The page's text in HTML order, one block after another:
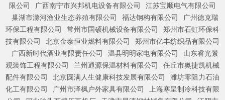
限公司
广西南宁市兴邦机电设备有限公司
江苏宝顺电气有限公司
巢湖市滁河渔业生态养殖有限公司
福达钢构有限公司
广州德克瑞
环保工程有限公司
常州市国硕机械设备有限公司
郑州市石虹环保科
技有限公司
北京金泰恒业燃料有限公司
郑州市亿丰纺织品有限公司
广西新时代酒业有限责任公司
温县明明家电有限公司
山东睿光景
观装饰工程有限公司
兰州通源保温材料有限公司
任丘市奥捷凯机械
配件有限公司
北京圆满人生健康科技发展有限公司
潍坊零阻力石油
化工有限公司
广州市泽枫户外家具有限公司
上海寒呈制冷科技有限